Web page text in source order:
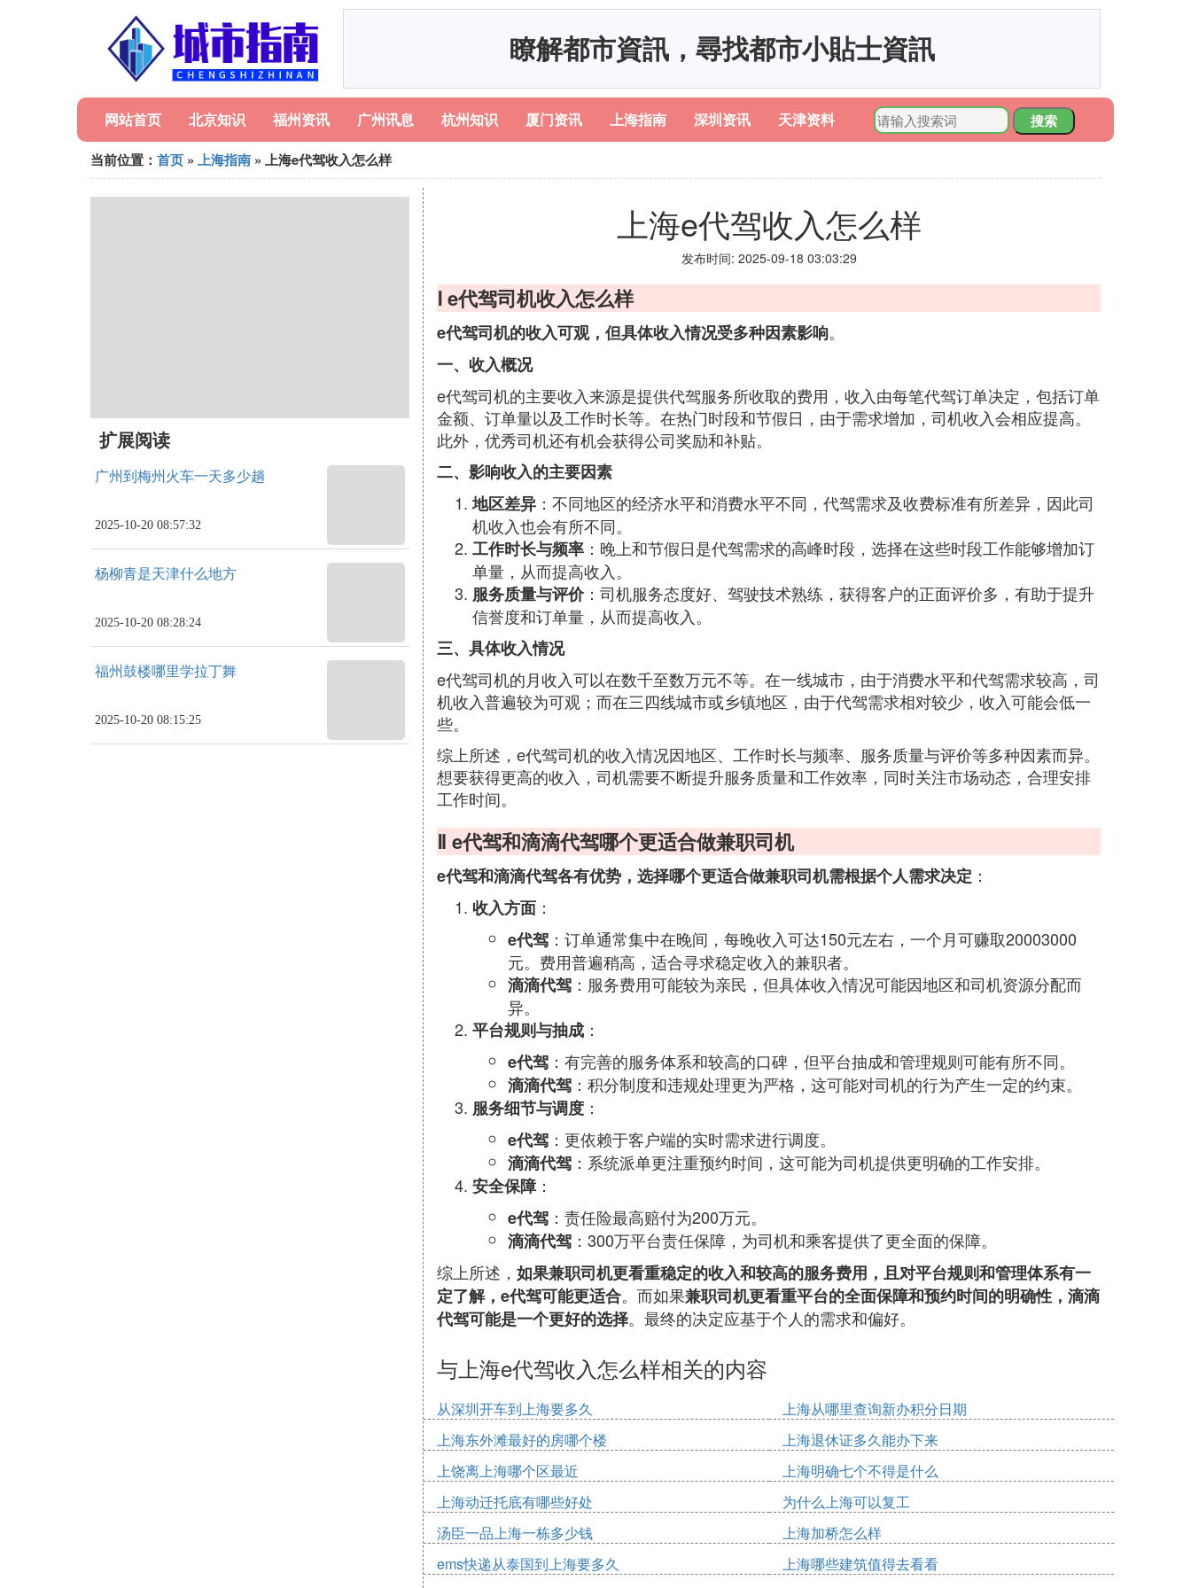
瞭解都市資訊，尋找都市小貼士資訊
网站首页 北京知识 福州资讯 广州讯息 杭州知识 厦门资讯 上海指南 深圳资讯 天津资料
搜索
当前位置： 首页 » 上海指南 » 上海e代驾收入怎么样
扩展阅读
广州到梅州火车一天多少趟
2025-10-20 08:57:32
杨柳青是天津什么地方
2025-10-20 08:28:24
福州鼓楼哪里学拉丁舞
2025-10-20 08:15:25
上海e代驾收入怎么样
发布时间: 2025-09-18 03:03:29
Ⅰ e代驾司机收入怎么样
e代驾司机的收入可观，但具体收入情况受多种因素影响。
一、收入概况
e代驾司机的主要收入来源是提供代驾服务所收取的费用，收入由每笔代驾订单决定，包括订单
金额、订单量以及工作时长等。在热门时段和节假日，由于需求增加，司机收入会相应提高。
此外，优秀司机还有机会获得公司奖励和补贴。
二、影响收入的主要因素
地区差异 ：不同地区的经济水平和消费水平不同，代驾需求及收费标准有所差异，因此司
机收入也会有所不同。
工作时长与频率 ：晚上和节假日是代驾需求的高峰时段，选择在这些时段工作能够增加订
单量，从而提高收入。
服务质量与评价：司机服务态度好、驾驶技术熟练，获得客户的正面评价多，有助于提升
信誉度和订单量，从而提高收入。
三、具体收入情况
e代驾司机的月收入可以在数千至数万元不等。在一线城市，由于消费水平和代驾需求较高，司
机收入普遍较为可观；而在三四线城市或乡镇地区，由于代驾需求相对较少，收入可能会低一
些。
综上所述，e代驾司机的收入情况因地区、工作时长与频率、服务质量与评价等多种因素而异。
想要获得更高的收入，司机需要不断提升服务质量和工作效率，同时关注市场动态，合理安排
工作时间。
Ⅱ e代驾和滴滴代驾哪个更适合做兼职司机
e代驾和滴滴代驾各有优势，选择哪个更适合做兼职司机需根据个人需求决定 ：
收入方面 ：
e代驾 ：订单通常集中在晚间，每晚收入可达150元左右，一个月可赚取20003000
元。费用普遍稍高，适合寻求稳定收入的兼职者。
滴滴代驾 ：服务费用可能较为亲民，但具体收入情况可能因地区和司机资源分配而
异。
平台规则与抽成 ：
e代驾 ：有完善的服务体系和较高的口碑，但平台抽成和管理规则可能有所不同。
滴滴代驾 ：积分制度和违规处理更为严格，这可能对司机的行为产生一定的约束。
服务细节与调度 ：
e代驾 ：更依赖于客户端的实时需求进行调度。
滴滴代驾 ：系统派单更注重预约时间，这可能为司机提供更明确的工作安排。
安全保障：
e代驾 ：责任险最高赔付为200万元。
滴滴代驾 ：300万平台责任保障，为司机和乘客提供了更全面的保障。
综上所述， 如果兼职司机更看重稳定的收入和较高的服务费用，且对平台规则和管理体系有一
定了解，e代驾可能更适合。而如果兼职司机更看重平台的全面保障和预约时间的明确性，滴滴
代驾可能是一个更好的选择。最终的决定应基于个人的需求和偏好。
与上海e代驾收入怎么样相关的内容
从深圳开车到上海要多久
上海从哪里查询新办积分日期
上海东外滩最好的房哪个楼
上海退休证多久能办下来
上饶离上海哪个区最近
上海明确七个不得是什么
上海动迁托底有哪些好处
为什么上海可以复工
汤臣一品上海一栋多少钱
上海加桥怎么样
ems快递从泰国到上海要多久
上海哪些建筑值得去看看